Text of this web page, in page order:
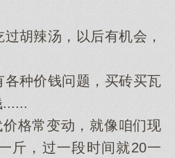
胡辣汤，以后有机会，
种价钱问题，买砖买瓦
......
常变动，就像咱们现
斤，过一段时间就20一